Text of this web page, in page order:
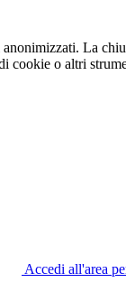
La
cookie o altri
Accedi all'area